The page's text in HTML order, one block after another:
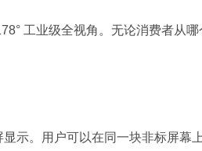
工业级全视角。无论消费者从
显示。用户可以在同一块非标屏幕